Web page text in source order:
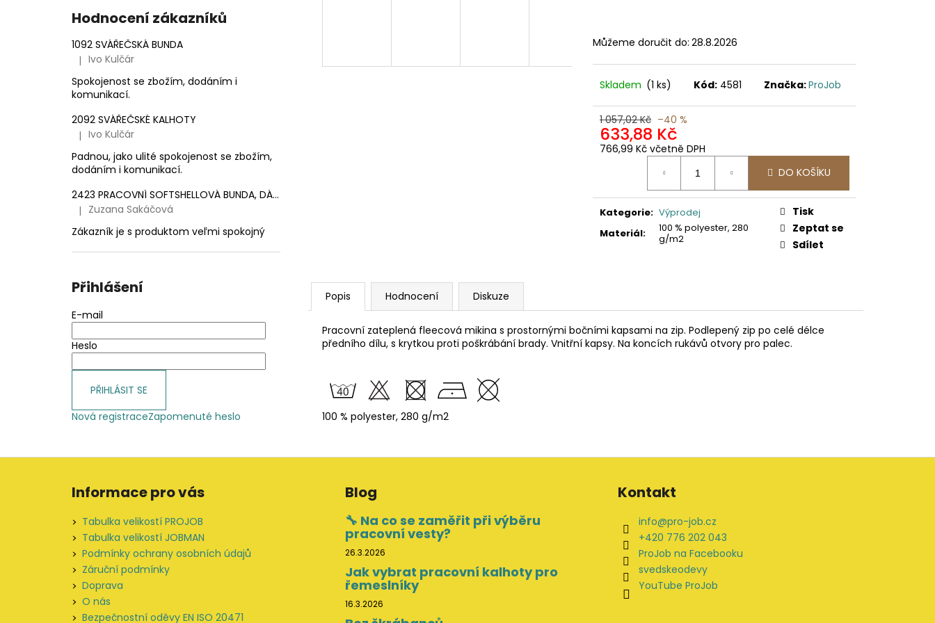
Hodnocení zákazníků
1092 SVÁŘEČSKÁ BUNDA
Hodnocení produktu je 5 z 5 hvězdiček.
| Ivo Kulčár
Spokojenost se zbožím, dodáním i
komunikací.
2092 SVÁŘEČSKÉ KALHOTY
Hodnocení produktu je 5 z 5 hvězdiček.
| Ivo Kulčár
Padnou, jako ulité spokojenost se zbožím,
dodáním i komunikací.
2423 PRACOVNÍ SOFTSHELLOVÁ BUNDA, DÁMSKÁ
Hodnocení produktu je 5 z 5 hvězdiček.
| Zuzana Sakáčová
Zákazník je s produktom veľmi spokojný
Přihlášení
E-mail
Heslo
PŘIHLÁSIT SE
Nová registraceZapomenuté heslo
Můžeme doručit do: 28.8.2026
Skladem (1 ks) Kód: 4581 Značka:ProJob
1 057,02 Kč –40 %
633,88 Kč
766,99 Kč včetně DPH
DO KOŠÍKU
Kategorie: Výprodej
Materiál:
100 % polyester, 280
g/m2
Tisk
Zeptat se
Sdílet
Popis Hodnocení Diskuze
Pracovní zateplená fleecová mikina s prostornými bočními kapsami na zip. Podlepený zip po celé délce
předního dílu, s krytkou proti poškrábání brady. Vnitřní kapsy. Na koncích rukávů otvory pro palec.
100 % polyester, 280 g/m2
Informace pro vás
Tabulka velikostí PROJOB
Tabulka velikostí JOBMAN
Podmínky ochrany osobních údajů
Záruční podmínky
Doprava
O nás
Bezpečnostní oděvy EN ISO 20471
Blog
🔧 Na co se zaměřit při výběru
pracovní vesty?
26.3.2026
Jak vybrat pracovní kalhoty pro
řemeslníky
16.3.2026
Kontakt
info@pro-job.cz
+420 776 202 043
ProJob na Facebooku
svedskeodevy
YouTube ProJob